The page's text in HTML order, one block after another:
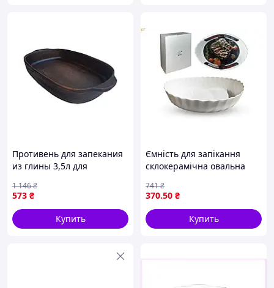
Противень для запекания
из глины 3,5л для
духовке натуральная
посуда ТМ ЭТНО
КЕРАМИКА
573 ₴
1 146₴
Купить
Ємність для запікання
склокерамічна овальна
у духовці
370.50 ₴
741₴
Купить